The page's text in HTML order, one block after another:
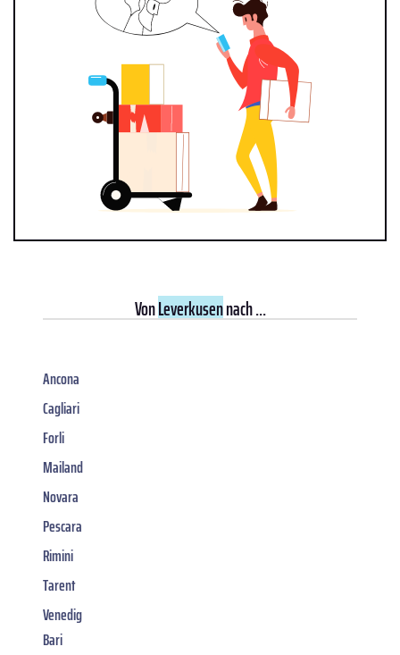
VonLeverkusennach ...
Ancona
Cagliari
Forli
Mailand
Novara
Pescara
Rimini
Tarent
Venedig
Bari